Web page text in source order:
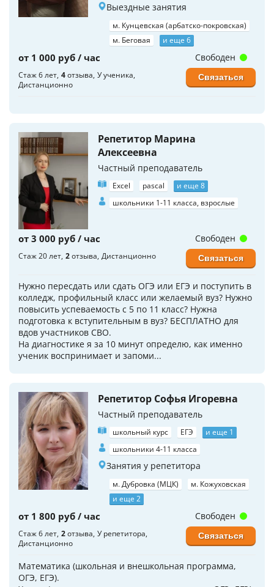
Выездные занятия
м. Кунцевская (арбатско-покровская)
м. Беговая
и еще 6
от 1 000 руб / час
Стаж 6 лет 4отзыва У ученика
Дистанционно
Свободен
Связаться
Репетитор Марина
Алексеевна
Частный преподаватель
Excel pascal
и еще 8
школьники 1-11 класса, взрослые
от 3 000 руб / час
Стаж 20 лет 2отзыва Дистанционно
Нужно пересдать или сдать ОГЭ или ЕГЭ и поступить в
колледж, профильный класс или желаемый вуз? Нужно
повысить успеваемость с 5 по 11 класс? Нужна
подготовка к вступительным в вуз? БЕСПЛАТНО для
вдов участников СВО.
На диагностике я за 10 минут определю, как именно
ученик воспринимает и запоми...
Свободен
Связаться
Репетитор Софья Игоревна
Частный преподаватель
школьный курс ЕГЭ
и еще 1
школьники 4-11 класса
Занятия у репетитора
м. Дубровка (МЦК)
м. Кожуховская
и еще 2
от 1 800 руб / час
Стаж 6 лет 2отзыва У репетитора
Дистанционно
Математика (школьная и внешкольная программа,
ОГЭ, ЕГЭ).
Свободен
Связаться